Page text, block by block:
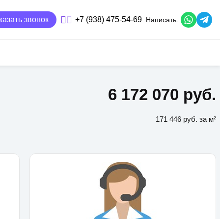
звонок +7 (938) 475-54-69 Написать:
6 172 070 руб.
171 446 руб. за м²